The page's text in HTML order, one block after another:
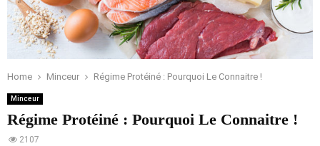
Home Minceur Régime Protéiné : Pourquoi Le Connaitre !
Minceur
Régime Protéiné : Pourquoi Le Connaitre !
2107